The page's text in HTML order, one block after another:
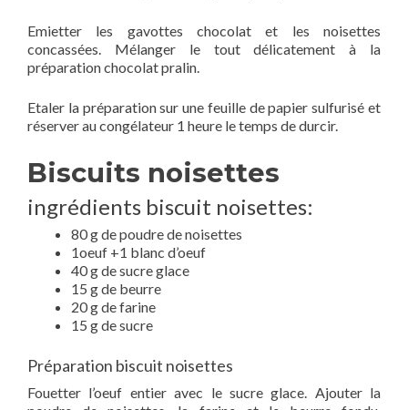
Emietter les gavottes chocolat et les noisettes
concassées. Mélanger le tout délicatement à la
préparation chocolat pralin.
Etaler la préparation sur une feuille de papier sulfurisé et
réserver au congélateur 1 heure le temps de durcir.
Biscuits noisettes
ingrédients biscuit noisettes:
80 g de poudre de noisettes
1oeuf +1 blanc d’oeuf
40 g de sucre glace
15 g de beurre
20 g de farine
15 g de sucre
Préparation biscuit noisettes
Fouetter l’oeuf entier avec le sucre glace. Ajouter la